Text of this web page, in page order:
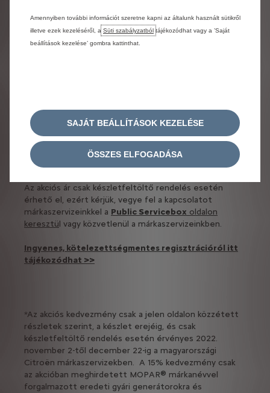
Tudjon meg többet az
Eurorepar generátorokról és
önindítókról
Az akciós ár csak készletfeltöltő rendelés esetén
érhető el, ezért kérjük, vegye fel a kapcsolatot
márkaszervizeinkkel a Public Servicebox oldalon
keresztül vagy közvetlenül a márkaszervizeinkben.
Ingyenes, kötelezettségmentes regisztrációról itt
tájékozódhat >>
*Az akciós kedvezmény csak a jelen oldalon közzétett
részletek szerint, a készlet erejéig, és csak
készletfeltöltő rendelés esetén érvényes 2022.
november 2-től december 22-ig a magyarországi
Citroën márkaszervizekben. A 15% kedvezmény csak
az akcióban meghirdetett MOPAR® márkanévvel
forgalmazott eredeti gyári generátorokra és
Amennyiben további információt szeretne kapni az általunk használt sütikről
illetve ezek kezeléséről, a Süti szabályzatból tájékozódhat vagy a ’Saját
beállítások kezelése’ gombra kattinthat.
SAJÁT BEÁLLÍTÁSOK KEZELÉSE
ÖSSZES ELFOGADÁSA